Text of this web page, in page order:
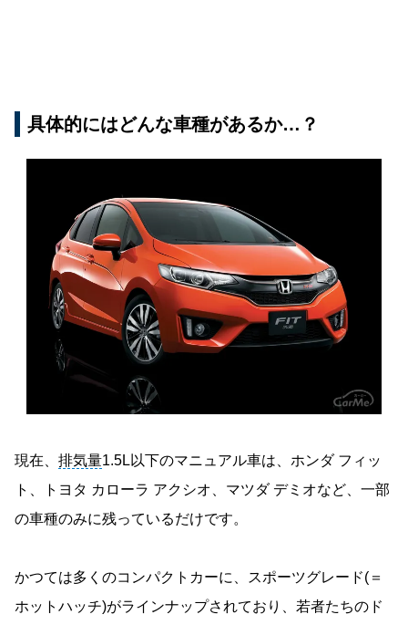
具体的にはどんな車種があるか…？
現在、 排気量1.5L以下のマニュアル車は、ホンダ フィッ
ト、トヨタ カローラ アクシオ、マツダ デミオなど、一部
の車種のみに残っているだけです。
かつては多くのコンパクトカーに、スポーツグレード(＝
ホットハッチ)がラインナップされており、若者たちのド